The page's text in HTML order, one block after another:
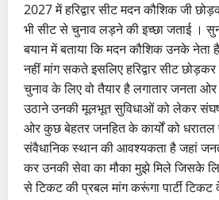
2027 में हरिद्वार सीट मदन कौशिक जी
भी सीट से चुनाव लड़ने की इच्छा जताई ।
बयान में बताया कि मदन कौशिक उनके नेता
नहीं मांग सकते इसलिए हरिद्वार सीट
चुनाव के लिए वो तैयार है लगातार जनता ओर
उठाने उनकी मूलभूत सुविधाओं को लेकर
ओर कुछ बेहतर जनहित के कार्यों को धरातल
संवैधानिक स्थान की आवश्यकता है जहां
कर उनकी सेवा का मौका मुझे मिले जिसके
से टिकट की प्रबल मांग करूंगा पार्टी टिकट